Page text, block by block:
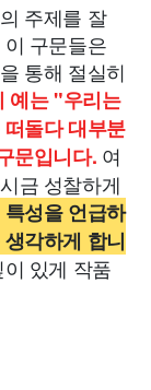
주제를 잘
구문들은
통해 절실히
예는 "우리는
돌다 대부분
문입니다. 여
금 성찰하게
성을 언급하
각하게 합니
있게 작품